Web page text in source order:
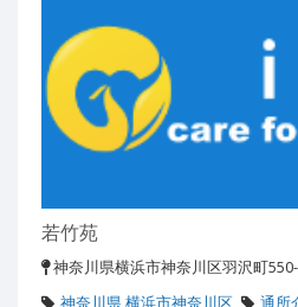
若竹苑
神奈川県横浜市神奈川区羽沢町
神奈川県 横浜市神奈川区
通所